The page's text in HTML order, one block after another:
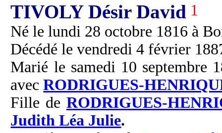
TIVOLY Désir David 1
Né le lundi 28 octobre 1816 à
Décédé le vendredi 4 février
Marié le samedi 10 septembre
avecRODRIGUES-
Fille de RODRIGUES-
Judith Léa Julie.